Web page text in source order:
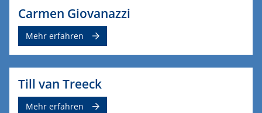
Carmen Giovanazzi
Mehr erfahren
Till van Treeck
Mehr erfahren